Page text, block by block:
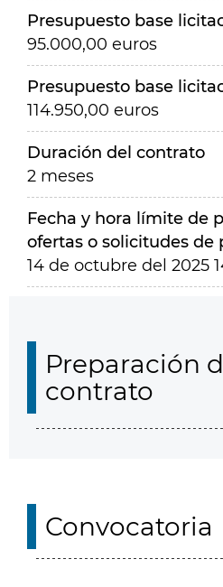
Presupuesto base
95.000,00 euros
Presupuesto base
114.950,00 euros
Duración del contrato
2 meses
Fecha y hora límite de
ofertas o solicitudes de
14 de octubre del 2025
Preparación
contrato
Convocatoria